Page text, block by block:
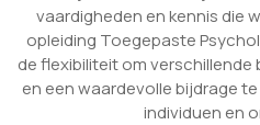
vaardigheden en kennis die
opleiding Toegepaste
de flexibiliteit om
en een waardevolle bijdrage
individuen en